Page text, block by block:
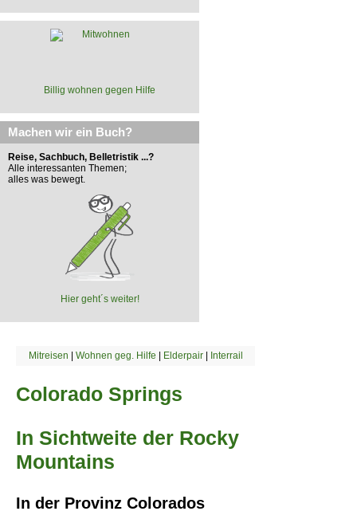
Billig wohnen gegen Hilfe
Machen wir ein Buch?
Reise, Sachbuch, Belletristik ...?
Alle interessanten Themen;
alles was bewegt.
Hier geht´s weiter!
Mitreisen | Wohnen geg. Hilfe | Elderpair| Interrail
Colorado Springs
In Sichtweite der Rocky
Mountains
In der Provinz Colorados